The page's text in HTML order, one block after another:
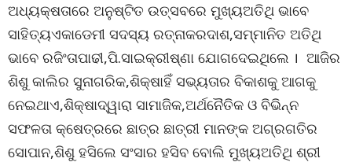
ଅଧ୍ୟକ୍ଷତାରେ ଅନୁଷ୍ଟିତ ଉତ୍ସବରେ ମୁଖ୍ୟଅତିଥି ଭାବେ
ସାହିତ୍ୟଏକାଡେମୀ ସଦସ୍ୟ ରତ୍ନାକରଦାଶ,ସମ୍ମାନିତ ଅତିଥି
ଭାବେ ରଜିଂତାପାଢୀ,ପି.ସାଇକ୍ରୀଷ୍ଣା ଯୋଗଦେଇଥିଲେ । ଆଜିର
ଶିଶୁ କାଲିର ସୁନାଗରିକ,ଶିକ୍ଷାହିଁ ସଭ୍ୟତାର ବିକାଶକୁ ଆଗକୁ
ନେଇଥାଏ,ଶିକ୍ଷାଦ୍ୱାରା ସାମାଜିକ,ଅର୍ଥନୈତିକ ଓ ବିଭିନ୍ନ
ସଫଳତା କ୍ଷେତ୍ରରେ ଛାତ୍ର ଛାତ୍ରୀ ମାନଙ୍କ ଅଗ୍ରଗତିର
ସୋପାନ,ଶିଶୁ ହସିଲେ ସଂସାର ହସିବ ବୋଲି ମୁଖ୍ୟଅତିଥି ଶ୍ରୀ